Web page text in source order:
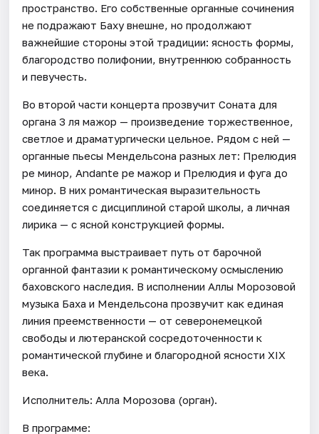
пространство. Его собственные органные сочинения
не подражают Баху внешне, но продолжают
важнейшие стороны этой традиции: ясность формы,
благородство полифонии, внутреннюю собранность
и певучесть.
Во второй части концерта прозвучит Соната для
органа 3 ля мажор — произведение торжественное,
светлое и драматургически цельное. Рядом с ней —
органные пьесы Мендельсона разных лет: Прелюдия
ре минор, Andante ре мажор и Прелюдия и фуга до
минор. В них романтическая выразительность
соединяется с дисциплиной старой школы, а личная
лирика — с ясной конструкцией формы.
Так программа выстраивает путь от барочной
органной фантазии к романтическому осмыслению
баховского наследия. В исполнении Аллы Морозовой
музыка Баха и Мендельсона прозвучит как единая
линия преемственности — от северонемецкой
свободы и лютеранской сосредоточенности к
романтической глубине и благородной ясности XIX
века.
Исполнитель: Алла Морозова (орган).
В программе: